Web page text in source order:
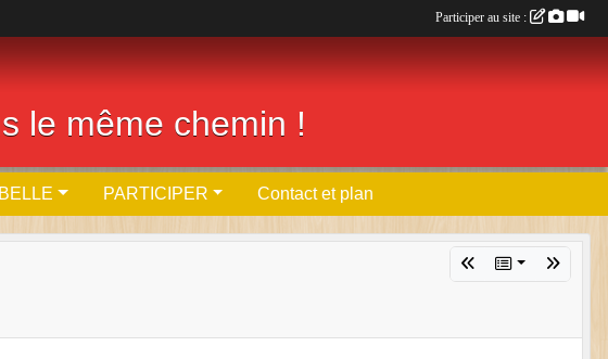
le même chemin !
PARTICIPER Contact et plan
Participer au site :